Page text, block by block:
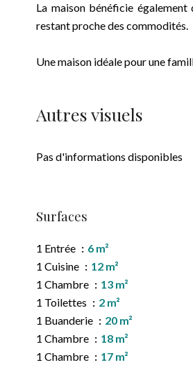
La maison bénéficie
restant proche des commodités.
Une maison idéale pour une
Autres visuels
Pas d'informations disponibles
Surfaces
1 Entrée
6 m²
1 Cuisine
12 m²
1 Chambre
13 m²
1 Toilettes
2 m²
1 Buanderie
20 m²
1 Chambre
18 m²
1 Chambre
17 m²